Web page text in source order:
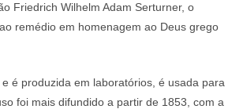
Friedrich Wilhelm Adam Serturner, o
remédio em homenagem ao Deus grego
é produzida em laboratórios, é usada para
foi mais difundido a partir de 1853, com a